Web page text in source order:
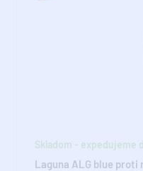
Skladom - expedujeme
Laguna ALG blue proti